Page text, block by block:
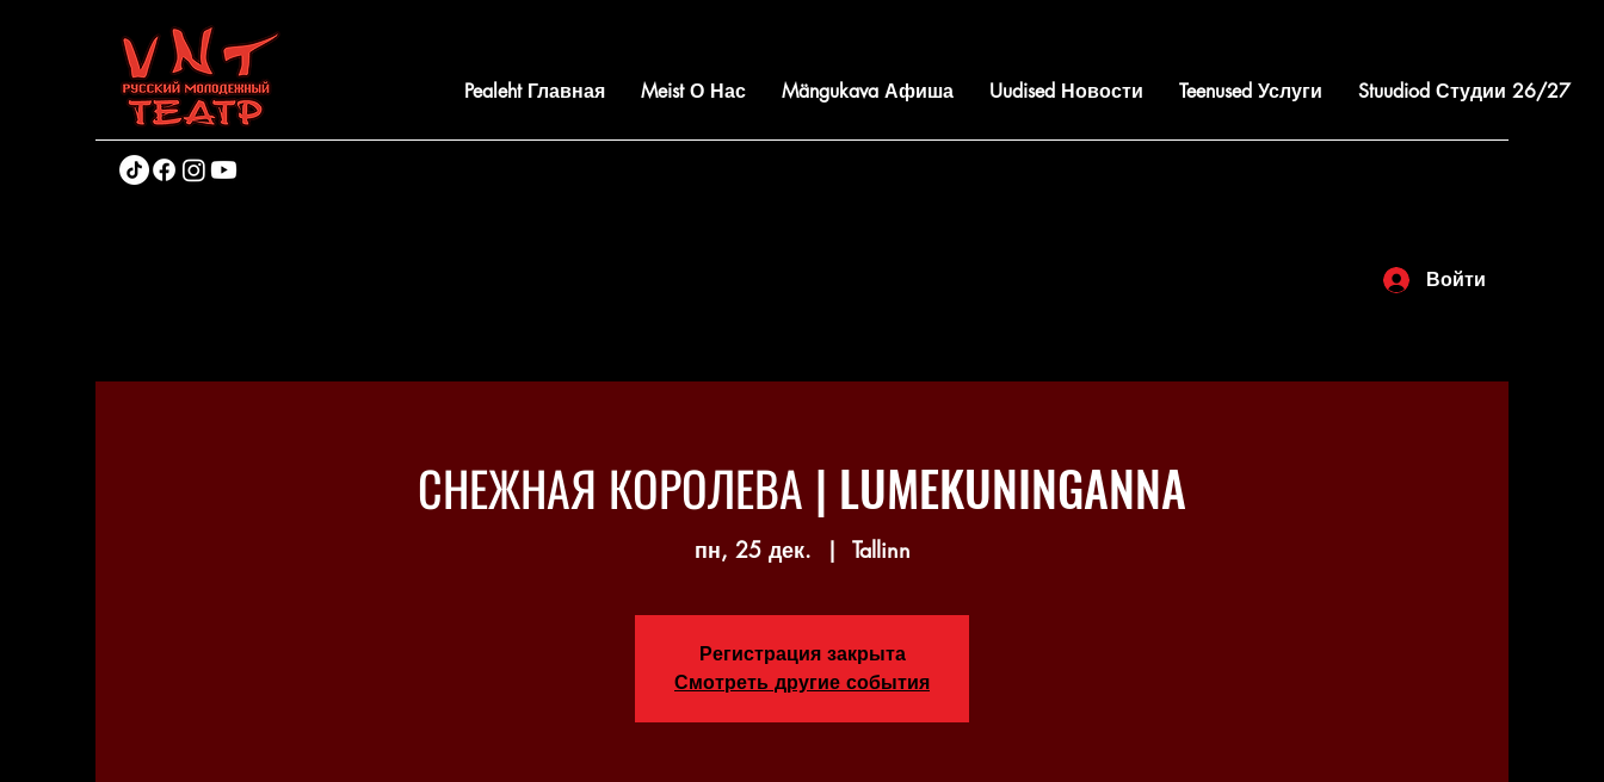
Pealeht Главная Meist О Нас Mängukava Афиша Uudised Новости Teenused Услуги Stuudiod Студии 26/27
Войти
СНЕЖНАЯ КОРОЛЕВА | LUMEKUNINGANNA
пн, 25 дек.
  |
Tallinn
Регистрация закрыта
Смотреть другие события